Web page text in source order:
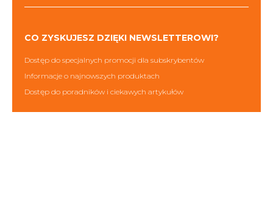
CO ZYSKUJESZ DZIĘKI NEWSLETTEROWI?
Dostęp do specjalnych promocji dla subskrybentów
Informacje o najnowszych produktach
Dostęp do poradników i ciekawych artykułów